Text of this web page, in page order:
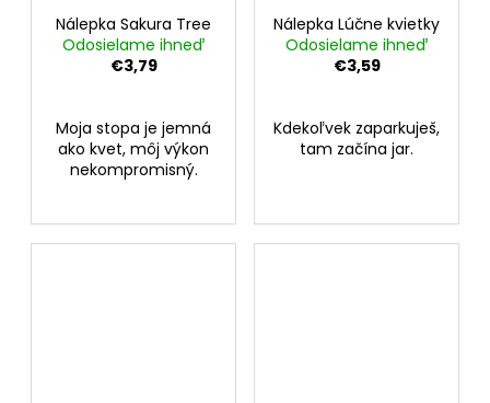
Nálepka Sakura Tree
Odosielame ihneď
€3,79
Moja stopa je jemná
ako kvet, môj výkon
nekompromisný.
Nálepka Lúčne kvietky
Odosielame ihneď
€3,59
Kdekoľvek zaparkuješ,
tam začína jar.